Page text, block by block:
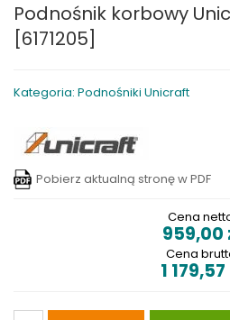
Podnośnik korbowy
[6171205]
Kategoria: Podnośniki Unicraft
Pobierz aktualną stronę w PDF
Cena
959,00
Cena
1 179,57